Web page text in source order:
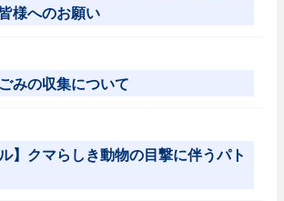
様へのお願い
みの収集について
】クマらしき動物の目撃に伴うパト